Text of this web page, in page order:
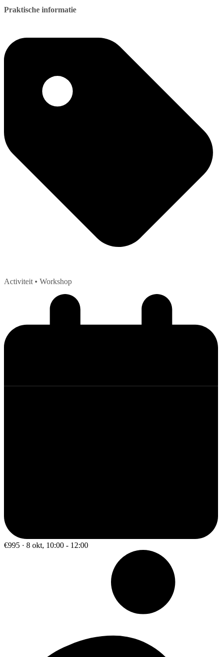
Praktische informatie
Activiteit • Workshop
€995 · 8 okt, 10:00 - 12:00